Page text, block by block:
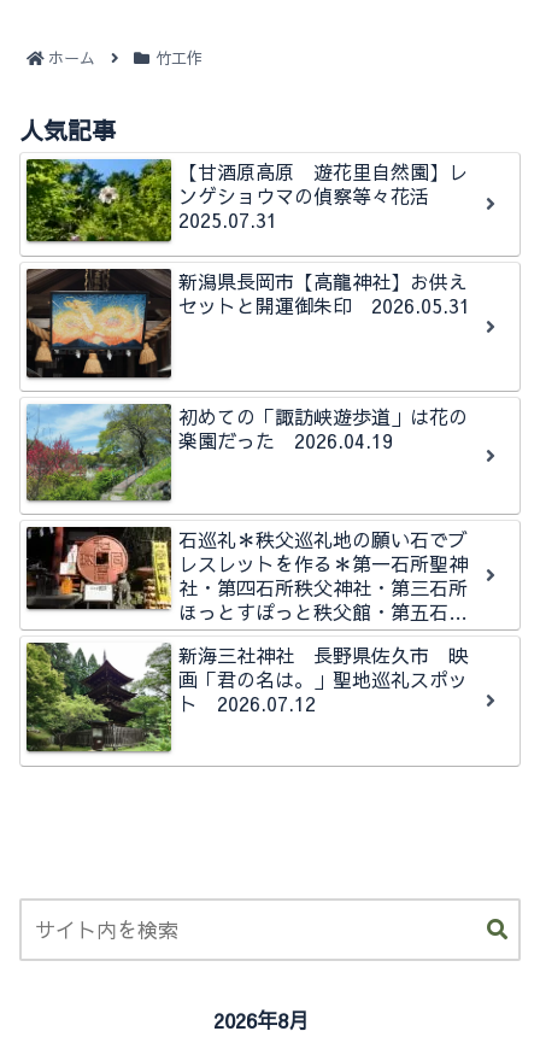
ホーム 竹工作
人気記事
【甘酒原高原 遊花里自然園】レ
ンゲショウマの偵察等々花活
2025.07.31
新潟県長岡市【高龍神社】お供え
セットと開運御朱印 2026.05.31
初めての「諏訪峡遊歩道」は花の
楽園だった 2026.04.19
石巡礼＊秩父巡礼地の願い石でブ
レスレットを作る＊第一石所聖神
社・第四石所秩父神社・第三石所
ほっとすぽっと秩父館・第五石所
秩父今宮神社石所
新海三社神社 長野県佐久市 映
画「君の名は。」聖地巡礼スポッ
ト 2026.07.12
2026年8月